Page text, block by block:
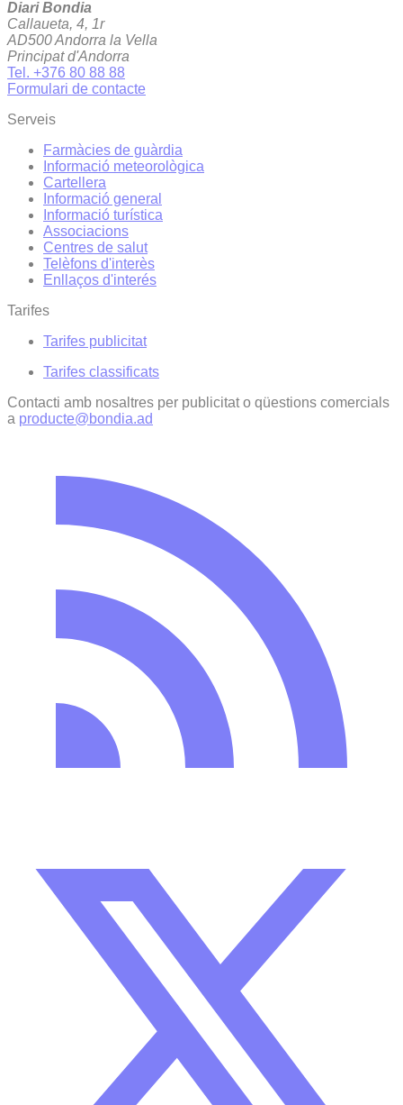
Diari Bondia
Callaueta, 4, 1r
AD500 Andorra la Vella
Principat d'Andorra
Tel. +376 80 88 88
Formulari de contacte
Serveis
Farmàcies de guàrdia
Informació meteorològica
Cartellera
Informació general
Informació turística
Associacions
Centres de salut
Telèfons d'interès
Enllaços d'interés
Tarifes
Tarifes publicitat
Tarifes classificats
Contacti amb nosaltres per publicitat o qüestions comercials
a producte@bondia.ad